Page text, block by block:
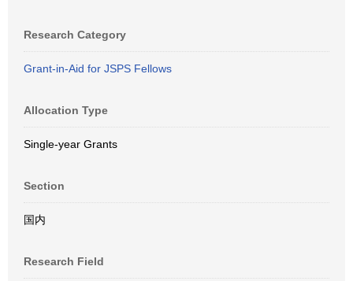
Research Category
Grant-in-Aid for JSPS Fellows
Allocation Type
Single-year Grants
Section
国内
Research Field